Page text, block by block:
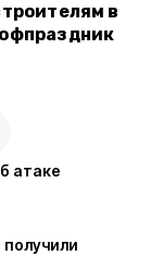
в
атаке
получили